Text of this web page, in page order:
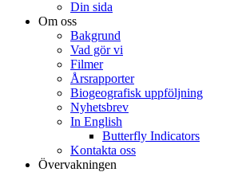
Din sida
Om oss
Bakgrund
Vad gör vi
Filmer
Årsrapporter
Biogeografisk uppföljning
Nyhetsbrev
In English
Butterfly Indicators
Kontakta oss
Övervakningen